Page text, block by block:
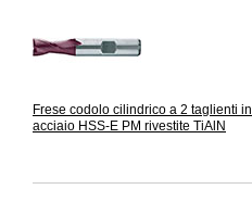
Frese codolo cilindrico a 2 taglienti in
acciaio HSS-E PM rivestite TiAlN